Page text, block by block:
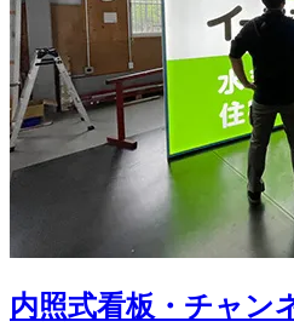
内照式看板・チャン